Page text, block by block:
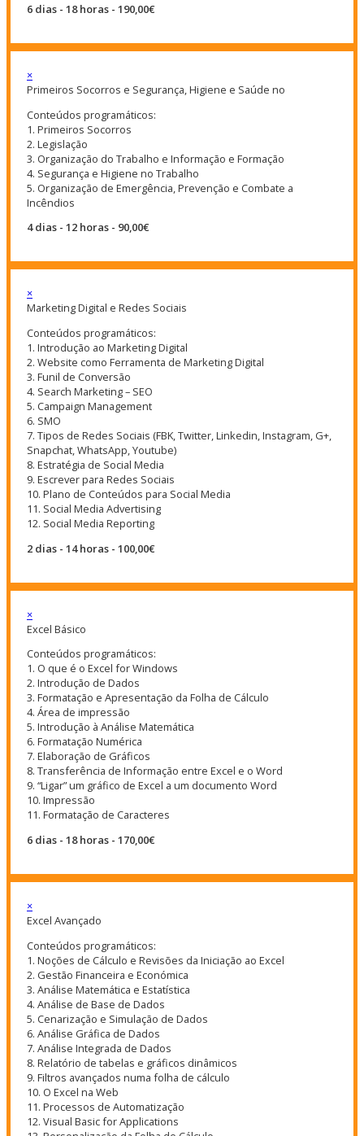
6 dias - 18 horas - 190,00€
×
Primeiros Socorros e Segurança, Higiene e Saúde no
Conteúdos programáticos:
1. Primeiros Socorros
2. Legislação
3. Organização do Trabalho e Informação e Formação
4. Segurança e Higiene no Trabalho
5. Organização de Emergência, Prevenção e Combate a
Incêndios
4 dias - 12 horas - 90,00€
×
Marketing Digital e Redes Sociais
Conteúdos programáticos:
1. Introdução ao Marketing Digital
2. Website como Ferramenta de Marketing Digital
3. Funil de Conversão
4. Search Marketing – SEO
5. Campaign Management
6. SMO
7. Tipos de Redes Sociais (FBK, Twitter, Linkedin, Instagram, G+,
Snapchat, WhatsApp, Youtube)
8. Estratégia de Social Media
9. Escrever para Redes Sociais
10. Plano de Conteúdos para Social Media
11. Social Media Advertising
12. Social Media Reporting
2 dias - 14 horas - 100,00€
×
Excel Básico
Conteúdos programáticos:
1. O que é o Excel for Windows
2. Introdução de Dados
3. Formatação e Apresentação da Folha de Cálculo
4. Área de impressão
5. Introdução à Análise Matemática
6. Formatação Numérica
7. Elaboração de Gráficos
8. Transferência de Informação entre Excel e o Word
9. “Ligar” um gráfico de Excel a um documento Word
10. Impressão
11. Formatação de Caracteres
6 dias - 18 horas - 170,00€
×
Excel Avançado
Conteúdos programáticos:
1. Noções de Cálculo e Revisões da Iniciação ao Excel
2. Gestão Financeira e Económica
3. Análise Matemática e Estatística
4. Análise de Base de Dados
5. Cenarização e Simulação de Dados
6. Análise Gráfica de Dados
7. Análise Integrada de Dados
8. Relatório de tabelas e gráficos dinâmicos
9. Filtros avançados numa folha de cálculo
10. O Excel na Web
11. Processos de Automatização
12. Visual Basic for Applications